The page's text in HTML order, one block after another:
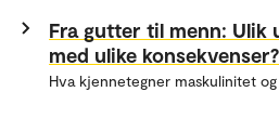
Fra gutter til menn:
med ulike
Hva kjennetegner maskulinitet